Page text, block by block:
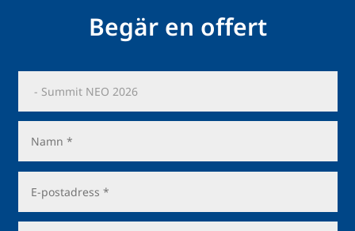
Begär en offert